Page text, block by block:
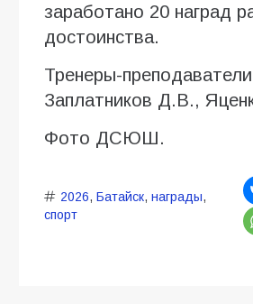
заработано 20 наград
достоинства.
Тренеры-
Заплатников Д.В.,
Фото ДСЮШ.
2026, Батайск, награды,
спорт